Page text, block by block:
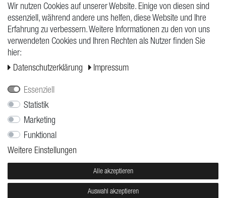
ANFRAGEN
Widerrufs­formular
Jobs
Wir nutzen Cookies auf unserer Website. Einige von diesen sind
essenziell, während andere uns helfen, diese Website und Ihre
Erfahrung zu verbessern. Weitere Informationen zu den von uns
verwendeten Cookies und Ihren Rechten als Nutzer finden Sie
hier:
Daten­schutz­erklärung
Impressum
Essenziell
Statistik
Marketing
Funktional
Weitere Einstellungen
Alle akzeptieren
Auswahl akzeptieren